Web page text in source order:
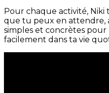
Pour chaque activité,
que tu peux en attendre,
simples et concrètes
facilement dans ta vie